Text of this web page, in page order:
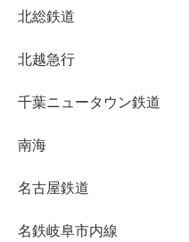
北総鉄道
北越急行
千葉ニュータウン鉄道
南海
名古屋鉄道
名鉄岐阜市内線